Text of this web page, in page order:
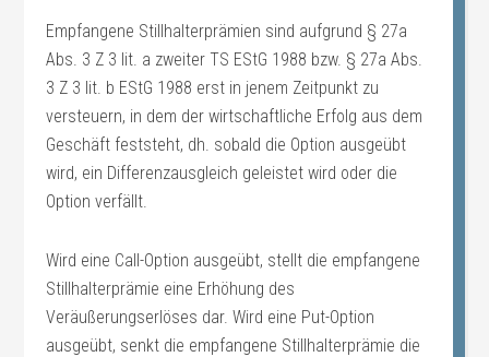
Empfangene Stillhalterprämien sind aufgrund § 27a
Abs. 3 Z 3 lit. a zweiter TS EStG 1988 bzw. § 27a Abs.
3 Z 3 lit. b EStG 1988 erst in jenem Zeitpunkt zu
versteuern, in dem der wirtschaftliche Erfolg aus dem
Geschäft feststeht, dh. sobald die Option ausgeübt
wird, ein Differenzausgleich geleistet wird oder die
Option verfällt.
Wird eine Call-Option ausgeübt, stellt die empfangene
Stillhalterprämie eine Erhöhung des
Veräußerungserlöses dar. Wird eine Put-Option
ausgeübt, senkt die empfangene Stillhalterprämie die